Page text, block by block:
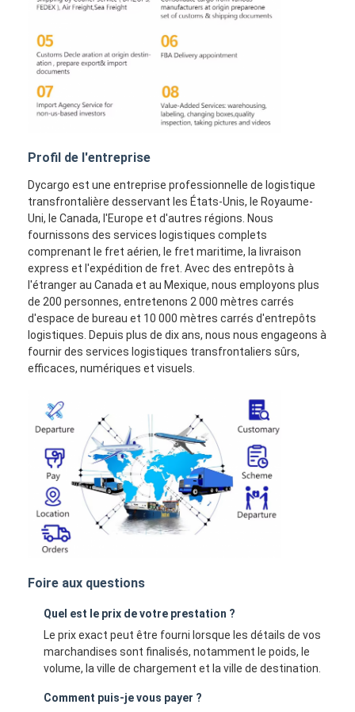
Profil de l'entreprise
Dycargo est une entreprise professionnelle de logistique
transfrontalière desservant les États-Unis, le Royaume-
Uni, le Canada, l'Europe et d'autres régions. Nous
fournissons des services logistiques complets
comprenant le fret aérien, le fret maritime, la livraison
express et l'expédition de fret. Avec des entrepôts à
l'étranger au Canada et au Mexique, nous employons plus
de 200 personnes, entretenons 2 000 mètres carrés
d'espace de bureau et 10 000 mètres carrés d'entrepôts
logistiques. Depuis plus de dix ans, nous nous engageons à
fournir des services logistiques transfrontaliers sûrs,
efficaces, numériques et visuels.
Foire aux questions
Quel est le prix de votre prestation ?
Le prix exact peut être fourni lorsque les détails de vos
marchandises sont finalisés, notamment le poids, le
volume, la ville de chargement et la ville de destination.
Comment puis-je vous payer ?